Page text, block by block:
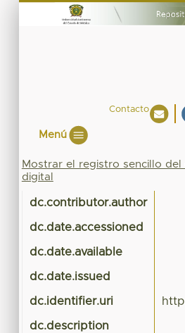
Contacto
Menú
Mostrar el registro sencillo del
digital
dc.contributor.author
dc.date.accessioned
dc.date.available
dc.date.issued
dc.identifier.uri
dc.description